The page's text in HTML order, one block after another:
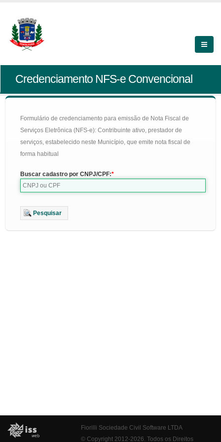
Credenciamento NFS-e Convencional
Formulário de credenciamento para emissão de Nota Fiscal de
Serviços Eletrônica (NFS-e): Contribuinte ativo, prestador de
serviços, estabelecido neste Município, que emite nota fiscal de
forma habitual
Buscar cadastro por CNPJ/CPF:
Pesquisar
Fiorilli Sociedade Civil Software LTDA
© Copyright 2012-2026. Todos os Direitos